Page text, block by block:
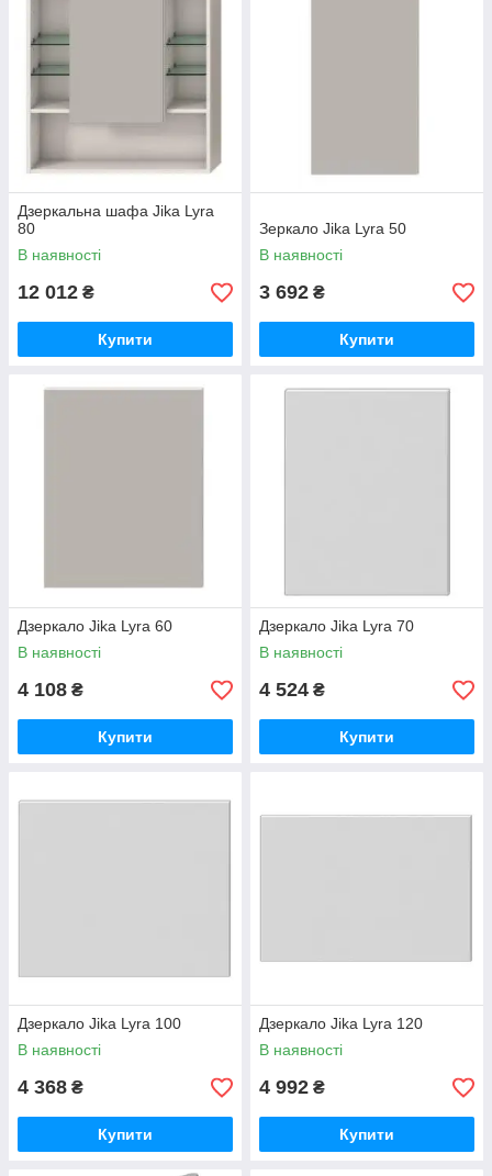
Дзеркальна шафа Jika Lyra
80
В наявності
12 012 ₴
Купити
Зеркало Jika Lyra 50
В наявності
3 692 ₴
Купити
Дзеркало Jika Lyra 60
В наявності
4 108 ₴
Купити
Дзеркало Jika Lyra 70
В наявності
4 524 ₴
Купити
Дзеркало Jika Lyra 100
В наявності
4 368 ₴
Купити
Дзеркало Jika Lyra 120
В наявності
4 992 ₴
Купити